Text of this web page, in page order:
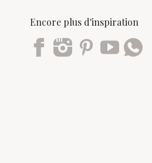
Encore plus d'inspiration